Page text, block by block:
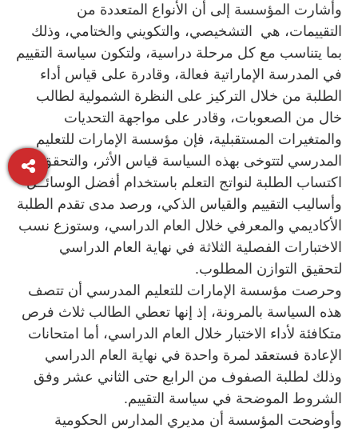
وأشارت المؤسسة إلى أن الأنواع المتعددة من
التقييمات، هي التشخيصي، والتكويني والختامي، وذلك
بما يتناسب مع كل مرحلة دراسية، ولتكون سياسة التقييم
في المدرسة الإماراتية فعالة، وقادرة على قياس أداء
الطلبة من خلال التركيز على النظرة الشمولية لطالب
خال من الصعوبات، وقادر على مواجهة التحديات
والمتغيرات المستقبلية، فإن مؤسسة الإمارات للتعليم
المدرسي لتتوخى بهذه السياسة قياس الأثر، والتحقق من
اكتساب الطلبة لنواتج التعلم باستخدام أفضل الوسائــل
وأساليب التقييم والقياس الذكي، ورصد مدى تقدم الطلبة
الأكاديمي والمعرفي خلال العام الدراسي، وستوزع نسب
الاختبارات الفصلية الثلاثة في نهاية العام الدراسي
لتحقيق التوازن المطلوب.
وحرصت مؤسسة الإمارات للتعليم المدرسي أن تتصف
هذه السياسة بالمرونة، إذ إنها تعطي الطالب ثلاث فرص
متكافئة لأداء الاختبار خلال العام الدراسي، أما امتحانات
الإعادة فستعقد لمرة واحدة في نهاية العام الدراسي
وذلك لطلبة الصفوف من الرابع حتى الثاني عشر وفق
الشروط الموضحة في سياسة التقييم.
وأوضحت المؤسسة أن مديري المدارس الحكومية